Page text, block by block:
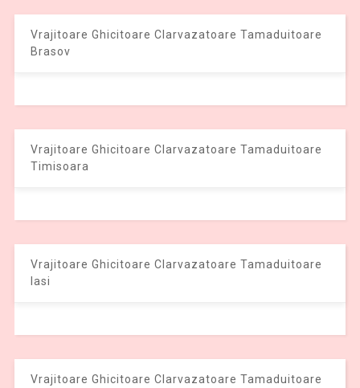
Vrajitoare Ghicitoare Clarvazatoare Tamaduitoare
Brasov
Vrajitoare Ghicitoare Clarvazatoare Tamaduitoare
Timisoara
Vrajitoare Ghicitoare Clarvazatoare Tamaduitoare
Iasi
Vrajitoare Ghicitoare Clarvazatoare Tamaduitoare